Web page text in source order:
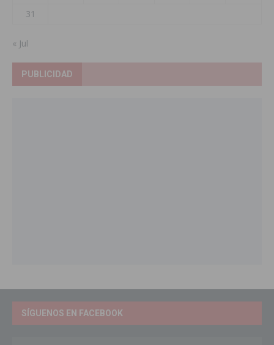
31
« Jul
PUBLICIDAD
SÍGUENOS EN FACEBOOK